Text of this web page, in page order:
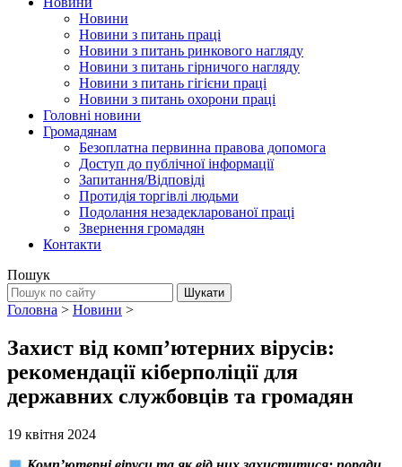
Новини
Новини з питань праці
Новини з питань ринкового нагляду
Новини з питань гірничого нагляду
Новини з питань гігієни праці
Новини з питань охорони праці
Головні новини
Громадянам
Безоплатна первинна правова допомога
Доступ до публічної інформації
Запитання/Відповіді
Протидія торгівлі людьми
Подолання незадекларованої праці
Звернення громадян
Контакти
Пошук
Головна > Новини >
Захист від комп’ютерних вірусів:
рекомендації кіберполіції для
державних службовців та громадян
19 квітня 2024